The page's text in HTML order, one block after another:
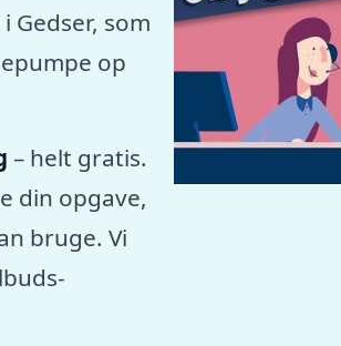
som
op
– helt gratis.
din opgave,
bruge. Vi